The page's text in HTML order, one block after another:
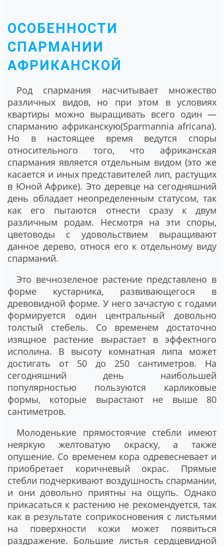
ОСОБЕННОСТИ
СПАРМАНИИ
АФРИКАНСКОЙ
Род спармания насчитывает множество
различных видов, но при этом в условиях
квартиры можно выращивать всего один ―
спарманию африканскую(Sparmannia africana).
Но в настоящее время ведутся споры
относительного того, что африканская
спармания является отдельным видом (это же
касается и иных представителей лип, растущих
в Юной Африке). Это деревце на сегодняшний
день обладает неопределенным статусом, так
как его пытаются отнести сразу к двум
различным родам. Несмотря на эти споры,
цветоводы с удовольствием выращивают
данное дерево, относя его к отдельному виду
спарманий.
Это вечнозеленое растение представлено в
форме кустарника, развивающегося в
древовидной форме. У него зачастую с годами
формируется один центральный довольно
толстый стебель. Со временем достаточно
изящное растение вырастает в эффектного
исполина. В высоту комнатная липа может
достигать от 50 до 250 сантиметров. На
сегодняшний день наибольшей
популярностью пользуются карликовые
формы, которые вырастают не выше 80
сантиметров.
Молоденькие прямостоячие стебли имеют
неяркую желтоватую окраску, а также
опушение. Со временем кора одревесневает и
приобретает коричневый окрас. Прямые
стебли подчеркивают воздушность спармании,
и они довольно приятны на ощупь. Однако
прикасаться к растению не рекомендуется, так
как в результате соприкосновения с листьями
на поверхности кожи может появиться
раздражение. Большие листья сердцевидной